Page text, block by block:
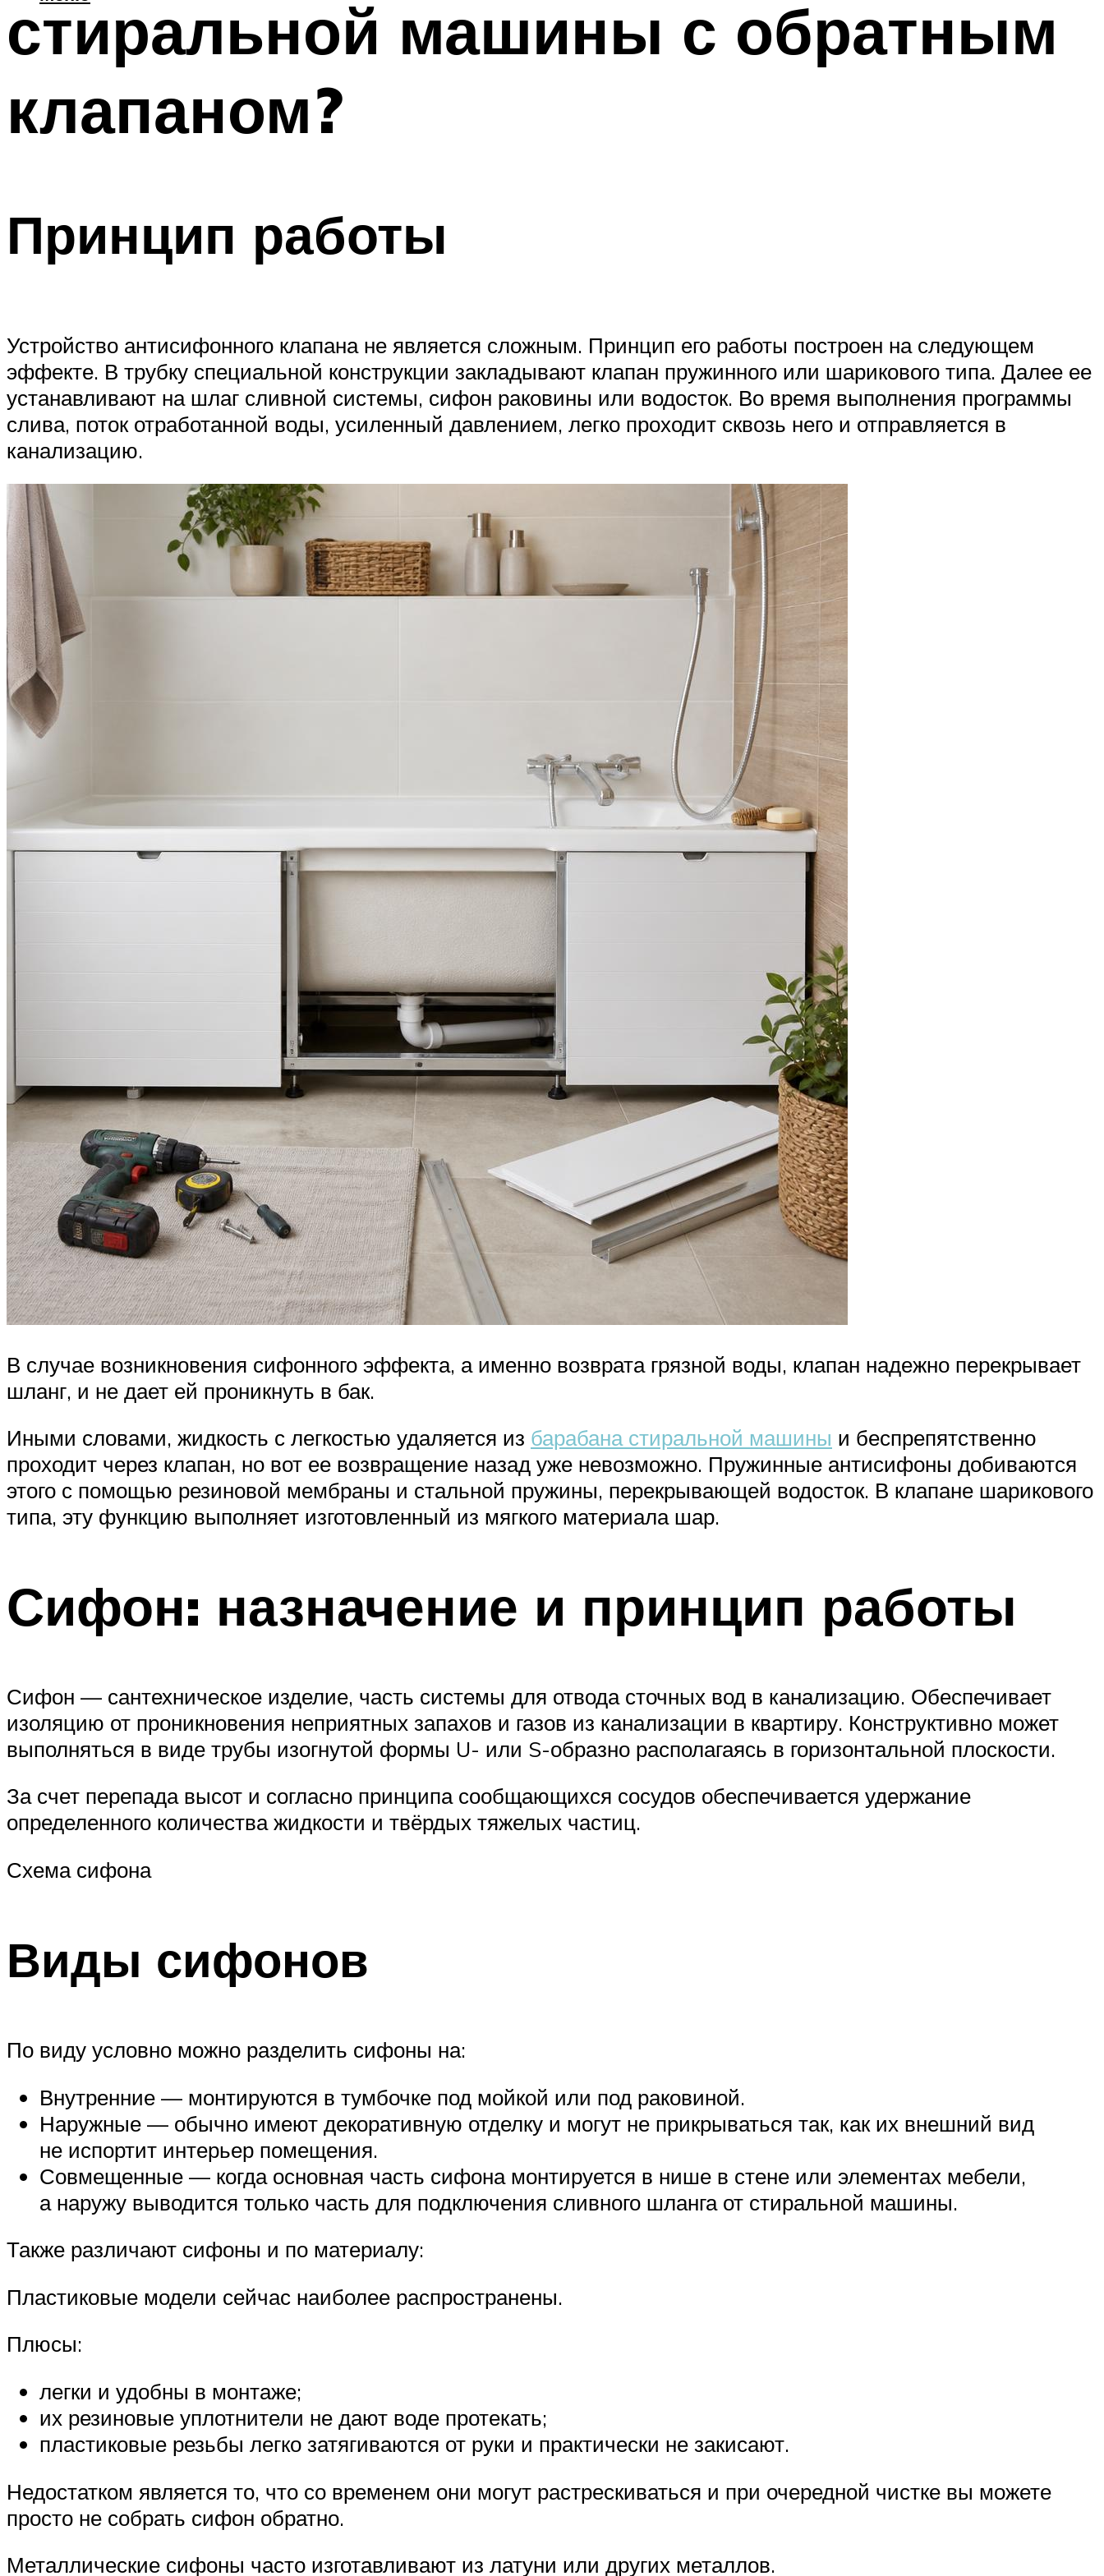
стиральной машины с обратным
клапаном?
Принцип работы
Устройство антисифонного клапана не является сложным. Принцип его работы построен на следующем
эффекте. В трубку специальной конструкции закладывают клапан пружинного или шарикового типа. Далее ее
устанавливают на шлаг сливной системы, сифон раковины или водосток. Во время выполнения программы
слива, поток отработанной воды, усиленный давлением, легко проходит сквозь него и отправляется в
канализацию.
В случае возникновения сифонного эффекта, а именно возврата грязной воды, клапан надежно перекрывает
шланг, и не дает ей проникнуть в бак.
Иными словами, жидкость с легкостью удаляется из барабана стиральной машины и беспрепятственно
проходит через клапан, но вот ее возвращение назад уже невозможно. Пружинные антисифоны добиваются
этого с помощью резиновой мембраны и стальной пружины, перекрывающей водосток. В клапане шарикового
типа, эту функцию выполняет изготовленный из мягкого материала шар.
Сифон: назначение и принцип работы
Сифон — сантехническое изделие, часть системы для отвода сточных вод в канализацию. Обеспечивает
изоляцию от проникновения неприятных запахов и газов из канализации в квартиру. Конструктивно может
выполняться в виде трубы изогнутой формы U- или S-образно располагаясь в горизонтальной плоскости.
За счет перепада высот и согласно принципа сообщающихся сосудов обеспечивается удержание
определенного количества жидкости и твёрдых тяжелых частиц.
Схема сифона
Виды сифонов
По виду условно можно разделить сифоны на:
Внутренние — монтируются в тумбочке под мойкой или под раковиной.
Наружные — обычно имеют декоративную отделку и могут не прикрываться так, как их внешний вид
не испортит интерьер помещения.
Совмещенные — когда основная часть сифона монтируется в нише в стене или элементах мебели,
а наружу выводится только часть для подключения сливного шланга от стиральной машины.
Также различают сифоны и по материалу:
Пластиковые модели сейчас наиболее распространены.
Плюсы:
легки и удобны в монтаже;
их резиновые уплотнители не дают воде протекать;
пластиковые резьбы легко затягиваются от руки и практически не закисают.
Недостатком является то, что со временем они могут растрескиваться и при очередной чистке вы можете
просто не собрать сифон обратно.
Металлические сифоны часто изготавливают из латуни или других металлов.